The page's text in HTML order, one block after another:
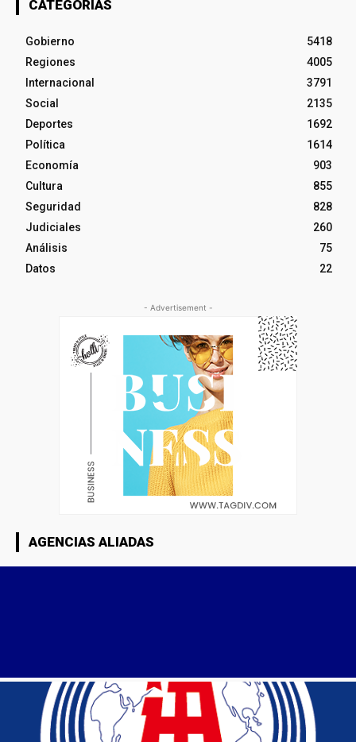
CATEGORÍAS
Gobierno
5418
Regiones
4005
Internacional
3791
Social
2135
Deportes
1692
Política
1614
Economía
903
Cultura
855
Seguridad
828
Judiciales
260
Análisis
75
Datos
22
- Advertisement -
AGENCIAS ALIADAS